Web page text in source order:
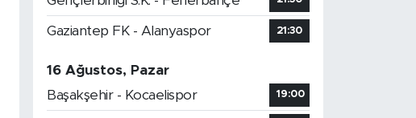
Gaziantep FK - Alanyaspor 21:30
16 Ağustos, Pazar
Başakşehir - Kocaelispor
19:00